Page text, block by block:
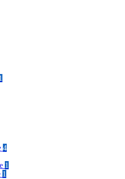
4
1
1